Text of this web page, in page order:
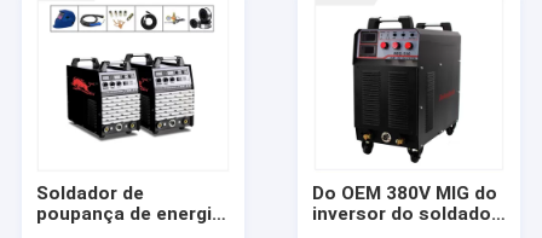
Soldador de
poupança de energia
Do OEM 380V MIG do
inversor do soldador